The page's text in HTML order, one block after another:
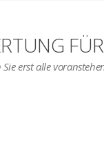
erst alle